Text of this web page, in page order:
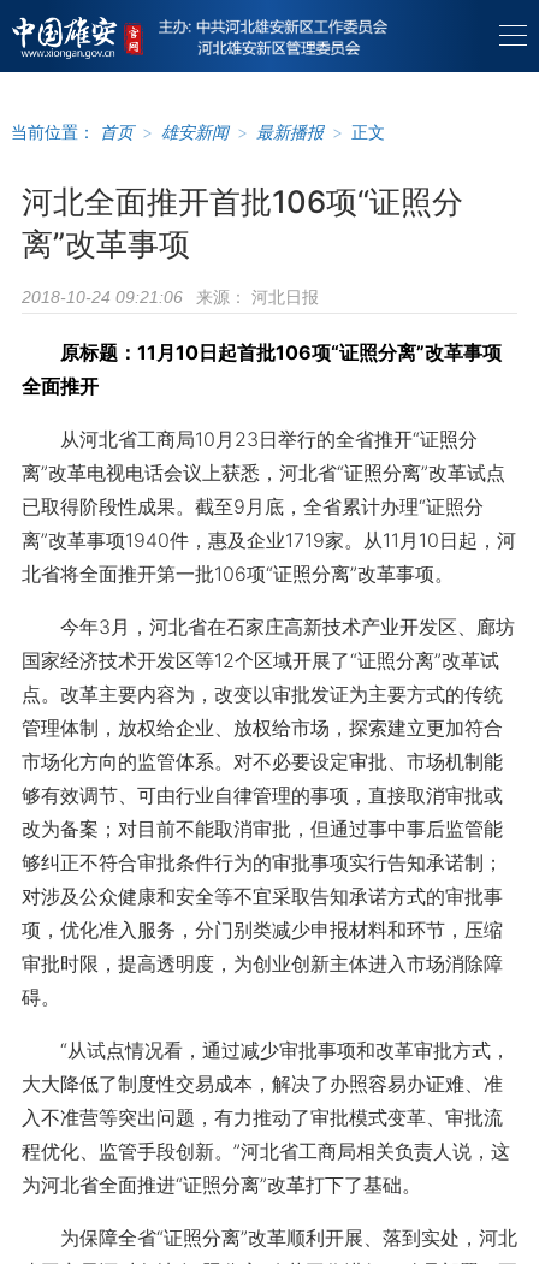
当前位置： 首页 > 雄安新闻 > 最新播报 > 正文
河北全面推开首批106项“证照分
离”改革事项
2018-10-24 09:21:06 来源： 河北日报
原标题：11月10日起首批106项“证照分离”改革事项
全面推开
从河北省工商局10月23日举行的全省推开“证照分
离”改革电视电话会议上获悉，河北省“证照分离”改革试点
已取得阶段性成果。截至9月底，全省累计办理“证照分
离”改革事项1940件，惠及企业1719家。从11月10日起，河
北省将全面推开第一批106项“证照分离”改革事项。
今年3月，河北省在石家庄高新技术产业开发区、廊坊
国家经济技术开发区等12个区域开展了“证照分离”改革试
点。改革主要内容为，改变以审批发证为主要方式的传统
管理体制，放权给企业、放权给市场，探索建立更加符合
市场化方向的监管体系。对不必要设定审批、市场机制能
够有效调节、可由行业自律管理的事项，直接取消审批或
改为备案；对目前不能取消审批，但通过事中事后监管能
够纠正不符合审批条件行为的审批事项实行告知承诺制；
对涉及公众健康和安全等不宜采取告知承诺方式的审批事
项，优化准入服务，分门别类减少申报材料和环节，压缩
审批时限，提高透明度，为创业创新主体进入市场消除障
碍。
“从试点情况看，通过减少审批事项和改革审批方式，
大大降低了制度性交易成本，解决了办照容易办证难、准
入不准营等突出问题，有力推动了审批模式变革、审批流
程优化、监管手段创新。”河北省工商局相关负责人说，这
为河北省全面推进“证照分离”改革打下了基础。
为保障全省“证照分离”改革顺利开展、落到实处，河北